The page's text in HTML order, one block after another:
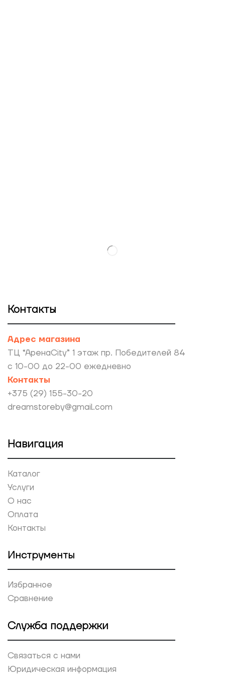
Контакты
Адрес магазина
ТЦ “АренаCity” 1 этаж пр. Победителей 84
с 10-00 до 22-00 ежедневно
Контакты
+375 (29) 155-30-20
dreamstoreby@gmail.com
Навигация
Каталог
Услуги
О нас
Оплата
Контакты
Инструменты
Избранное
Сравнение
Служба поддержки
Связаться с нами
Юридическая информация